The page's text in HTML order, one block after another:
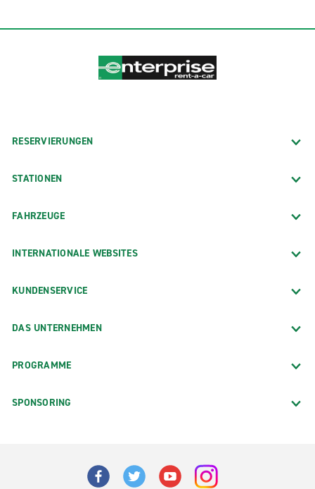
RESERVIERUNGEN
STATIONEN
FAHRZEUGE
INTERNATIONALE WEBSITES
KUNDENSERVICE
DAS UNTERNEHMEN
PROGRAMME
SPONSORING